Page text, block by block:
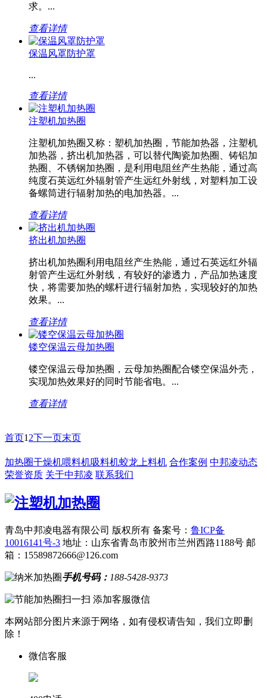
求。...
查看详情
保温风罩防护罩
...
查看详情
注塑机加热圈
注塑机加热圈又称：塑机加热圈，节能加热器，注塑机
加热器，挤出机加热器，可以替代陶瓷加热圈、铸铝加
热圈、不锈钢加热圈，是利用电阻丝产生热能，通过高
纯度石英远红外辐射管产生远红外射线，对塑料加工设
备螺筒进行辐射加热的电加热器。...
查看详情
挤出机加热圈
挤出机加热圈利用电阻丝产生热能，通过石英远红外辐
射管产生远红外射线，有较好的渗透力，产品加热速度
快，将需要加热的螺杆进行辐射加热，实现较好的加热
效果。...
查看详情
镂空保温云母加热圈
镂空保温云母加热圈，云母加热圈配合镂空保温外壳，
实现加热效果好的同时节能省电。...
查看详情
首页1 2下一页末页
加热圈干燥机喂料机吸料机蛟龙上料机 合作案例 中邦凌动态
荣誉资质 关于中邦凌 联系我们
青岛中邦凌电器有限公司 版权所有 备案号： 鲁ICP备
10016141号-3 地址：山东省青岛市胶州市兰州西路1188号 邮
箱：15589872666@126.com
手机号码： 188-5428-9373
扫一扫 添加客服微信
本网站部分图片来源于网络，如有侵权请告知，我们立即删
除！
微信客服